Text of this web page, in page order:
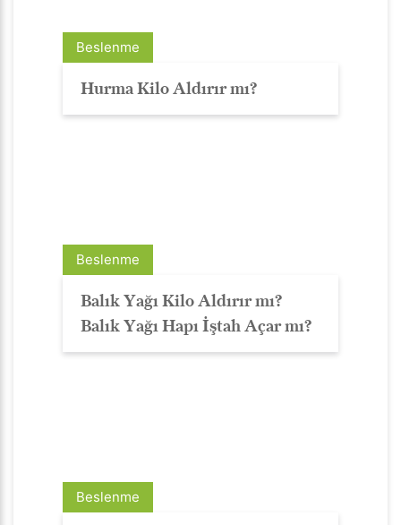
Beslenme
Hurma Kilo Aldırır mı?
Beslenme
Balık Yağı Kilo Aldırır mı?
Balık Yağı Hapı İştah Açar mı?
Beslenme